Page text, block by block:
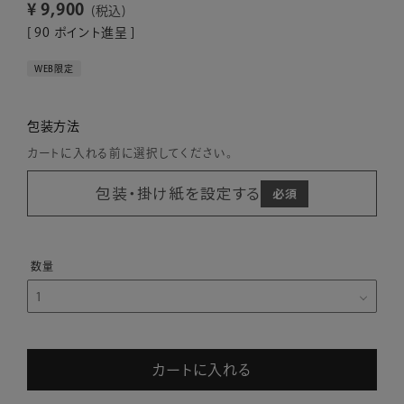
¥ 9,900
税込
90 ポイント進呈 ]
WEB限定
包装方法
カートに入れる前に選択してください。
包装・掛け紙を設定する
カートに入れる